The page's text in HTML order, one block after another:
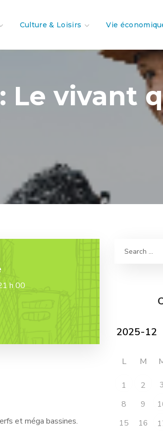
Culture & Loisirs Vie
: Le vivant
h 00
et méga bassines.
L M
1 2 3
8
9
15
16